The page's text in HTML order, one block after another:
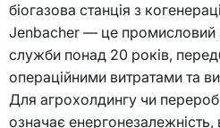
біогазова станція з
Jenbacher — це промисловий
служби понад 20 років,
операційними витратами та
Для агрохолдингу чи
означає енергонезалежність,